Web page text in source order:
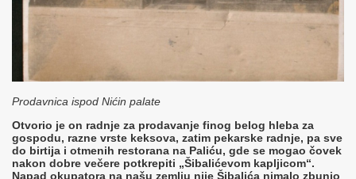
Prodavnica ispod Nićin palate
Otvorio je on radnje za prodavanje finog belog hleba za
gospodu, razne vrste keksova, zatim pekarske radnje, pa sve
do birtija i otmenih restorana na Paliću, gde se mogao čovek
nakon dobre večere potkrepiti „Šibalićevom kapljicom“.
Napad okupatora na našu zemlju nije Šibalića nimalo zbunio